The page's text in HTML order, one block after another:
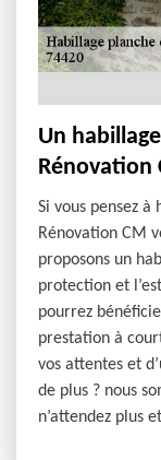
Un
Rénovation
Si vous pensez
Rénovation CM
proposons un
protection et
pourrez
prestation à
vos attentes et
de plus ? nous
n’attendez plus